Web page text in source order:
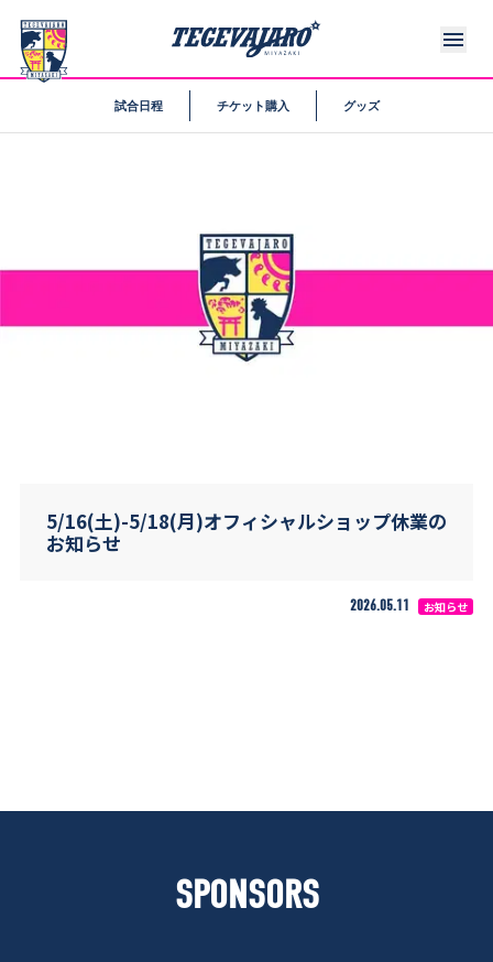
試合日程 チケット購入 グッズ
5/16(土)-5/18(月)オフィシャルショップ休業の
お知らせ
2026.05.11 お知らせ
SPONSORS